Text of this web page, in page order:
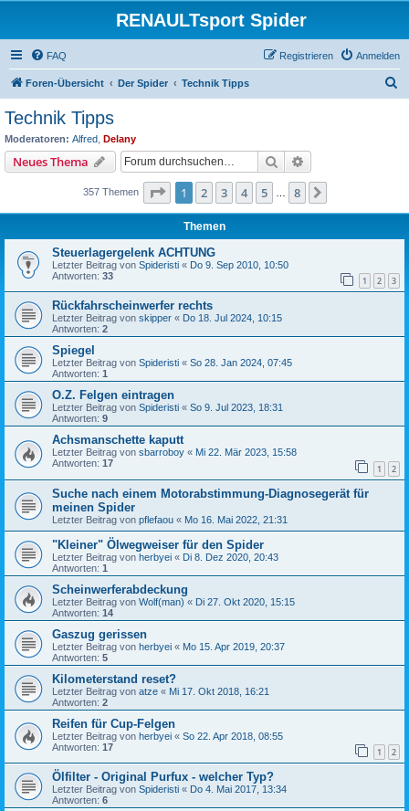
RENAULTsport Spider
FAQ Anmelden
Registrieren
Foren-Übersicht Der Spider Technik Tipps
Technik Tipps
Moderatoren: Alfred Delany
Neues Thema Suche
357 Themen Seite 1von
1 2 3 4 5 8
Themen
Steuerlagergelenk ACHTUNG
Letzter Beitrag von Spideristi « Do 9. Sep 2010, 10:50
Antworten: 33 1 2 3
Rückfahrscheinwerfer rechts
Letzter Beitrag von skipper « Do 18. Jul 2024, 10:15
Antworten: 2
Spiegel
Letzter Beitrag von Spideristi « So 28. Jan 2024, 07:45
Antworten: 1
O.Z. Felgen eintragen
Letzter Beitrag von Spideristi « So 9. Jul 2023, 18:31
Antworten: 9
Achsmanschette kaputt
Letzter Beitrag von sbarroboy « Mi 22. Mär 2023, 15:58
Antworten: 17 1 2
Suche nach einem Motorabstimmung-Diagnosegerät für
meinen Spider
Letzter Beitrag von pflefaou « Mo 16. Mai 2022, 21:31
"Kleiner" Ölwegweiser für den Spider
Letzter Beitrag von herbyei « Di 8. Dez 2020, 20:43
Antworten: 1
Scheinwerferabdeckung
Letzter Beitrag von Wolf(man) « Di 27. Okt 2020, 15:15
Antworten: 14
Gaszug gerissen
Letzter Beitrag von herbyei « Mo 15. Apr 2019, 20:37
Antworten: 5
Kilometerstand reset?
Letzter Beitrag von atze « Mi 17. Okt 2018, 16:21
Antworten: 2
Reifen für Cup-Felgen
Letzter Beitrag von herbyei « So 22. Apr 2018, 08:55
Antworten: 17 1 2
Ölfilter - Original Purfux - welcher Typ?
Letzter Beitrag von Spideristi « Do 4. Mai 2017, 13:34
Antworten: 6